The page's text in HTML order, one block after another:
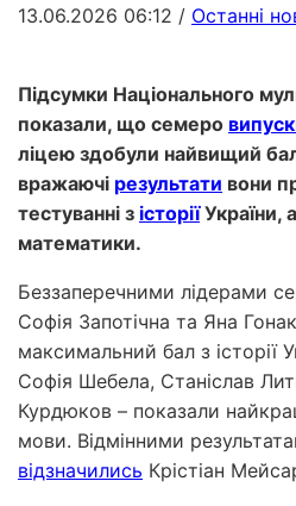
13.06.2026 06:12 / Останні
Підсумки Національного
показали, що семеро
ліцею здобули найвищий
вражаючі результати вони
тестуванні з історіїУкраїни,
математики.
Беззаперечними лідерами
Софія Запотічна та Яна
максимальний бал з історії
Софія Шебела, Станіслав
Курдюков – показали
мови. Відмінними
відзначились Крістіан